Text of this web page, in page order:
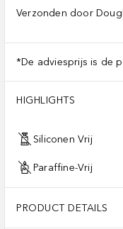
Verzonden door
*De adviesprijs is de
HIGHLIGHTS
Siliconen Vrij
Paraffine-Vrij
PRODUCT DETAILS